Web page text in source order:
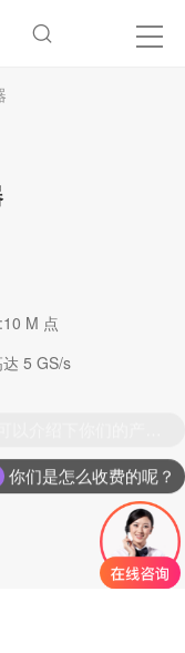
M 点
5 GS/s
你们是怎么收费的呢？